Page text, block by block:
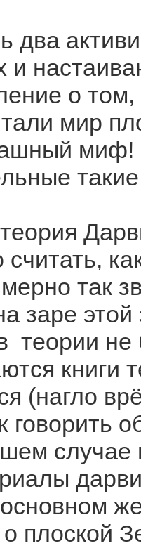
два
и
о
мир
миф!
считать,
так
заре
теории
книги
(нагло
говорить
случае
плоской